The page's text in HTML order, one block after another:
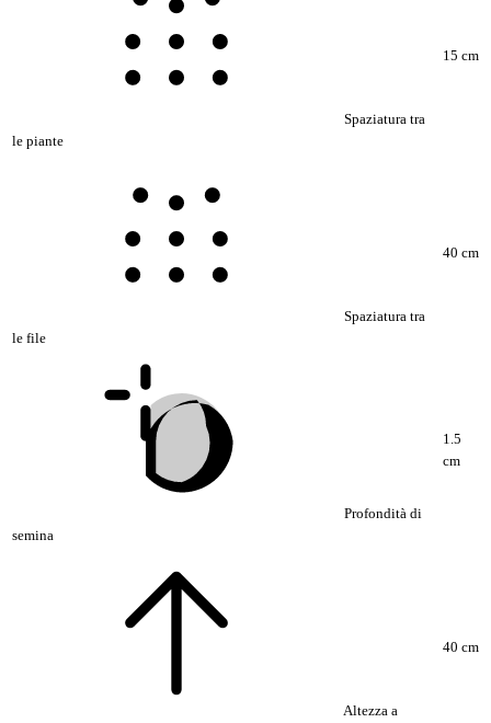
Spaziatura tra
le piante
15 cm
Spaziatura tra
le file
40 cm
Profondità di
semina
1.5
cm
Altezza a
40 cm